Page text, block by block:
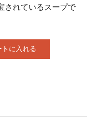
されているスープで